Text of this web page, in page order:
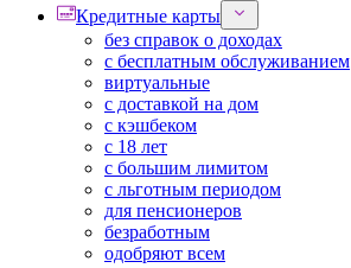
Кредитные карты
без справок о доходах
с бесплатным обслуживанием
виртуальные
с доставкой на дом
с кэшбеком
с 18 лет
с большим лимитом
с льготным периодом
для пенсионеров
безработным
одобряют всем